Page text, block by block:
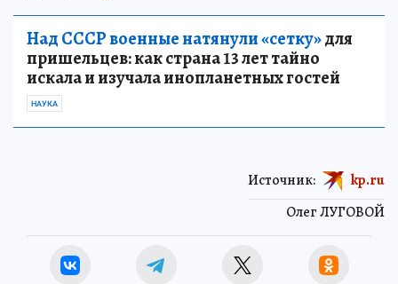
Над СССР военные натянули «сетку»для
пришельцев: как страна 13 лет тайно
искала и изучала инопланетных гостей
НАУКА
Олег ЛУГОВОЙ
Источник: kp.ru